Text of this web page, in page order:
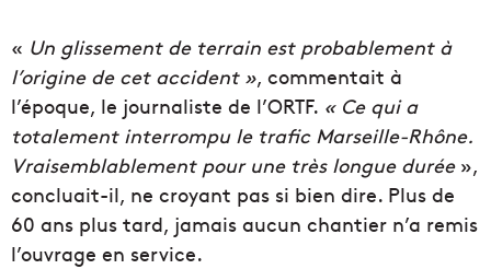
« Un glissement de terrain est probablement à
l’origine de cet accident », commentait à
l’époque, le journaliste de l’ORTF. « Ce qui a
totalement interrompu le trafic Marseille-Rhône.
Vraisemblablement pour une très longue durée»,
concluait-il, ne croyant pas si bien dire. Plus de
60 ans plus tard, jamais aucun chantier n’a remis
l’ouvrage en service.